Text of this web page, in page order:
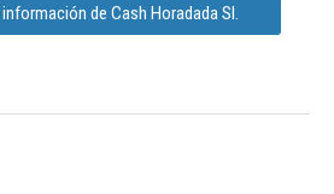
de Cash Horadada Sl.